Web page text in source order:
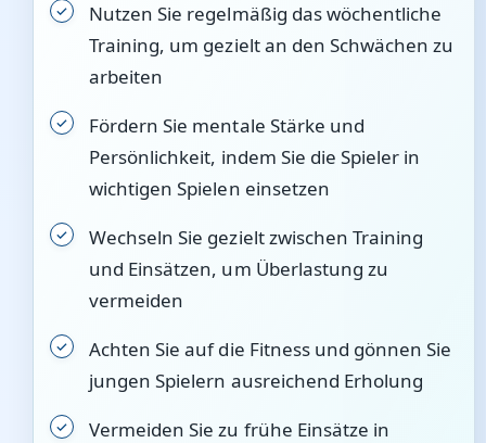
Nutzen Sie regelmäßig das wöchentliche
Training, um gezielt an den Schwächen zu
arbeiten
Fördern Sie mentale Stärke und
Persönlichkeit, indem Sie die Spieler in
wichtigen Spielen einsetzen
Wechseln Sie gezielt zwischen Training
und Einsätzen, um Überlastung zu
vermeiden
Achten Sie auf die Fitness und gönnen Sie
jungen Spielern ausreichend Erholung
Vermeiden Sie zu frühe Einsätze in